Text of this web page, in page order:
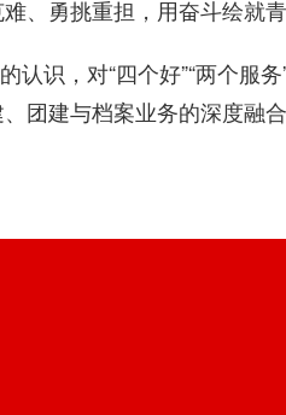
、勇挑重担，用奋斗绘就青
识，对“四个好”“两个服
团建与档案业务的深度融